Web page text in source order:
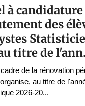
à
des
titre de
de la rénovation
au titre de
2026-20...